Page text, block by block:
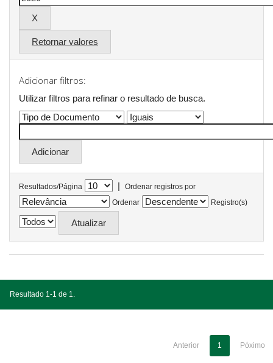
Retornar valores
Adicionar filtros:
Utilizar filtros para refinar o resultado de busca.
Resultados/Página |
Ordenar registros por
Ordenar
Registro(s)
Resultado 1-1 de 1.
Anterior 1 Póximo